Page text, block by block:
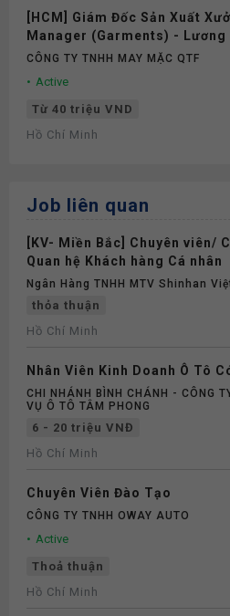
[HCM] Giám Đốc Sản Xuất
Manager (Garments) - Lương
CÔNG TY TNHH MAY MẶC QTF
Active
Từ 40 triệu VND
Hồ Chí Minh
Job liên quan
[KV- Miền Bắc] Chuyên viên/
Quan hệ Khách hàng Cá nhân
Ngân Hàng TNHH MTV Shinhan
thỏa thuận
Hồ Chí Minh
Nhân Viên Kinh Doanh Ô Tô
CHI NHÁNH BÌNH CHÁNH - CÔNG
VỤ Ô TÔ TÂM PHONG
6 - 20 triệu VNĐ
Hồ Chí Minh
Chuyên Viên Đào Tạo
CÔNG TY TNHH OWAY AUTO
Active
Thoả thuận
Hồ Chí Minh